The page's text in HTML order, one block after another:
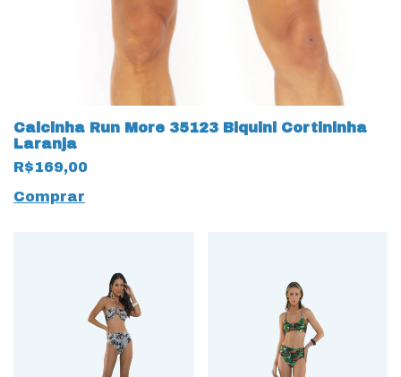
Calcinha Run More 35123 Biquini Cortininha
Laranja
R$169,00
Comprar